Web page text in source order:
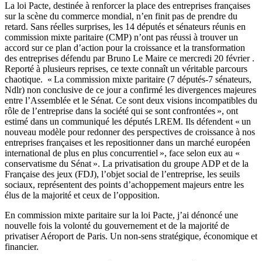
La loi Pacte, destinée à renforcer la place des entreprises françaises
sur la scène du commerce mondial, n’en finit pas de prendre du
retard. Sans réelles surprises, les 14 députés et sénateurs réunis en
commission mixte paritaire (CMP) n’ont pas réussi à trouver un
accord sur ce plan d’action pour la croissance et la transformation
des entreprises défendu par Bruno Le Maire ce mercredi 20 février .
Reporté à plusieurs reprises, ce texte connaît un véritable parcours
chaotique. « La commission mixte paritaire (7 députés-7 sénateurs,
Ndlr) non conclusive de ce jour a confirmé les divergences majeures
entre l’Assemblée et le Sénat. Ce sont deux visions incompatibles du
rôle de l’entreprise dans la société qui se sont confrontées », ont
estimé dans un communiqué les députés LREM. Ils défendent « un
nouveau modèle pour redonner des perspectives de croissance à nos
entreprises françaises et les repositionner dans un marché européen
international de plus en plus concurrentiel », face selon eux au «
conservatisme du Sénat ». La privatisation du groupe ADP et de la
Française des jeux (FDJ), l’objet social de l’entreprise, les seuils
sociaux, représentent des points d’achoppement majeurs entre les
élus de la majorité et ceux de l’opposition.
En commission mixte paritaire sur la loi Pacte, j’ai dénoncé une
nouvelle fois la volonté du gouvernement et de la majorité de
privatiser Aéroport de Paris. Un non-sens stratégique, économique et
financier.